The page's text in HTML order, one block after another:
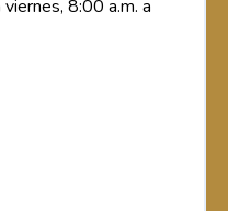
8:00 a.m. a